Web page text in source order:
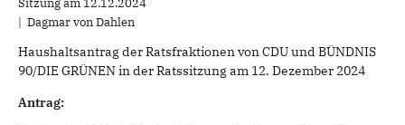
Dagmar von Dahlen
Haushaltsantrag der Ratsfraktionen von CDU und BÜNDNIS
90/DIE GRÜNEN in der Ratssitzung am 12. Dezember 2024
Antrag: